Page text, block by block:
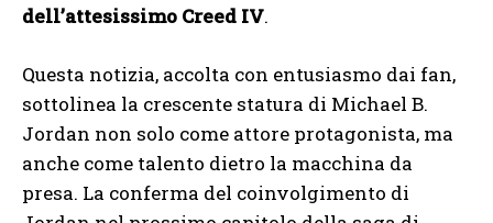
dell’attesissimo Creed IV.
Questa notizia, accolta con entusiasmo dai fan,
sottolinea la crescente statura di Michael B.
Jordan non solo come attore protagonista, ma
anche come talento dietro la macchina da
presa. La conferma del coinvolgimento di